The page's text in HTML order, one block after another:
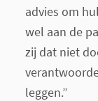
advies om
wel aan de
zij dat niet
leggen.”